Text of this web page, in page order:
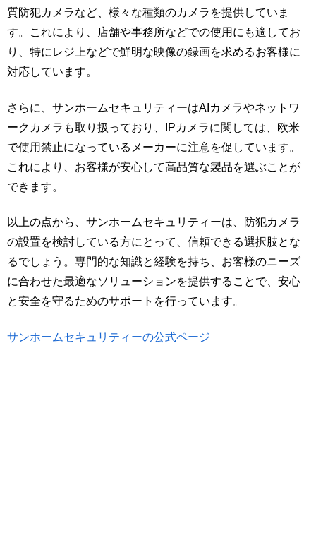
質防犯カメラなど、様々な種類のカメラを提供していま
す。これにより、店舗や事務所などでの使用にも適してお
り、特にレジ上などで鮮明な映像の録画を求めるお客様に
対応しています。
さらに、サンホームセキュリティーはAIカメラやネットワ
ークカメラも取り扱っており、IPカメラに関しては、欧米
で使用禁止になっているメーカーに注意を促しています。
これにより、お客様が安心して高品質な製品を選ぶことが
できます。
以上の点から、サンホームセキュリティーは、防犯カメラ
の設置を検討している方にとって、信頼できる選択肢とな
るでしょう。専門的な知識と経験を持ち、お客様のニーズ
に合わせた最適なソリューションを提供することで、安心
と安全を守るためのサポートを行っています。
サンホームセキュリティーの公式ページ